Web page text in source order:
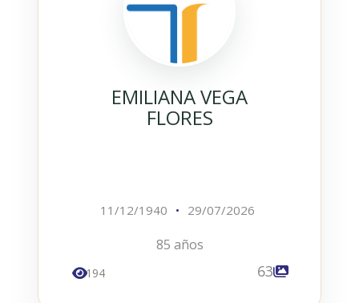
EMILIANA VEGA
FLORES
11/12/1940 • 29/07/2026
85 años
194 63